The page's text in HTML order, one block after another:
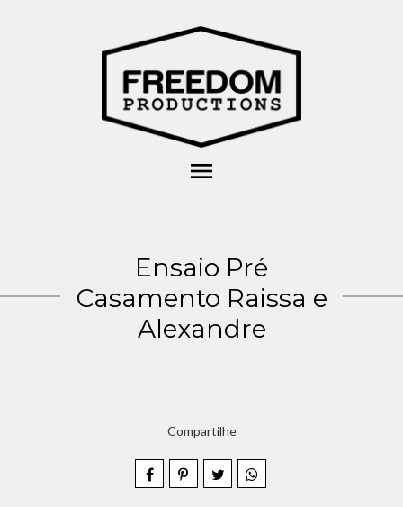
menu
Ensaio Pré
Casamento Raissa e
Alexandre
Compartilhe